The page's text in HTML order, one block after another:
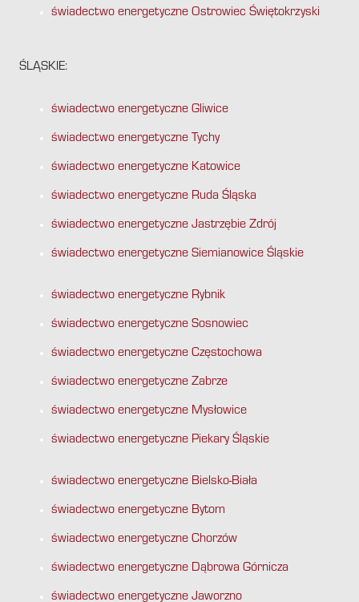
świadectwo energetyczne Ostrowiec Świętokrzyski
ŚLĄSKIE:
świadectwo energetyczne Gliwice
świadectwo energetyczne Tychy
świadectwo energetyczne Katowice
świadectwo energetyczne Ruda Śląska
świadectwo energetyczne Jastrzębie Zdrój
świadectwo energetyczne Siemianowice Śląskie
świadectwo energetyczne Rybnik
świadectwo energetyczne Sosnowiec
świadectwo energetyczne Częstochowa
świadectwo energetyczne Zabrze
świadectwo energetyczne Mysłowice
świadectwo energetyczne Piekary Śląskie
świadectwo energetyczne Bielsko-Biała
świadectwo energetyczne Bytom
świadectwo energetyczne Chorzów
świadectwo energetyczne Dąbrowa Górnicza
świadectwo energetyczne Jaworzno